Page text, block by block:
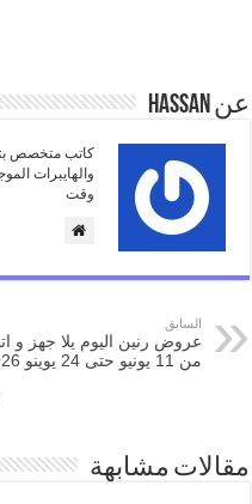
عن Hassan
كاتب متخصص
والهايبرات
وقت
السابق
عروض رنين اليوم يلا جهز و
من 11 يونيو حتى 24 يوينو 2026
مقالات مشابهة